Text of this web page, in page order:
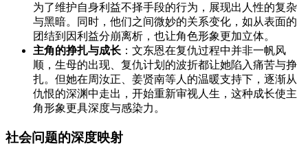
为了维护自身利益不择手段的行为，展现出人性的复杂
与黑暗。同时，他们之间微妙的关系变化，如从表面的
团结到因利益分崩离析，也让角色形象更加立体。
主角的挣扎与成长 ：文东恩在复仇过程中并非一帆风
顺，生母的出现、复仇计划的波折都让她陷入痛苦与挣
扎。但她在周汝正、姜贤南等人的温暖支持下，逐渐从
仇恨的深渊中走出，开始重新审视人生，这种成长使主
角形象更具深度与感染力。
社会问题的深度映射